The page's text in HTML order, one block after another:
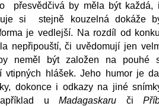
přesvědčivá by měla být každá,
si stejně kouzelná dokáže
je vedlejší. Na rozdíl od
nepřipouští, či uvědomují jen
neměl být založen na pouhé
vtipných hlášek. Jeho humor je
dokonce i odkazy na jiné
uMadagaskaru či